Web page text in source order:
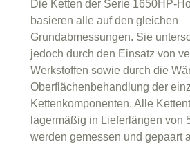
Die Ketten der Serie 1650HP-
basieren alle auf den gleichen
Grundabmessungen. Sie
jedoch durch den Einsatz von
Werkstoffen sowie durch die
Oberflächenbehandlung der
Kettenkomponenten. Alle
lagermäßig in Lieferlängen von
werden gemessen und gepaart